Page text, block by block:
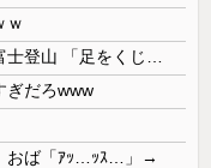
ｗ
ぎだろwww
おば「ｱｯ…ｯｽ…」→